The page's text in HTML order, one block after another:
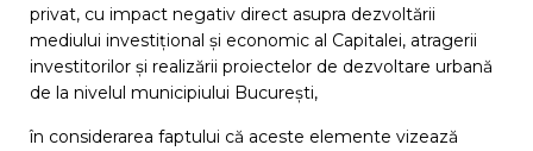
privat, cu impact negativ direct asupra dezvoltării
mediului investițional și economic al Capitalei, atragerii
investitorilor și realizării proiectelor de dezvoltare urbană
de la nivelul municipiului București,
în considerarea faptului că aceste elemente vizează